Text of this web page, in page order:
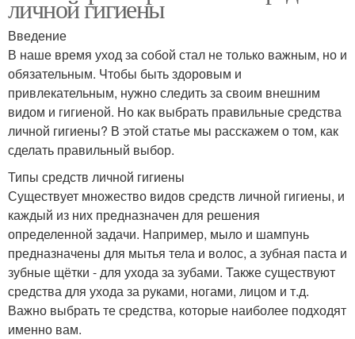
личной гигиены
Введение
В наше время уход за собой стал не только важным, но и
обязательным. Чтобы быть здоровым и
привлекательным, нужно следить за своим внешним
видом и гигиеной. Но как выбрать правильные средства
личной гигиены? В этой статье мы расскажем о том, как
сделать правильный выбор.
Типы средств личной гигиены
Существует множество видов средств личной гигиены, и
каждый из них предназначен для решения
определенной задачи. Например, мыло и шампунь
предназначены для мытья тела и волос, а зубная паста и
зубные щётки - для ухода за зубами. Также существуют
средства для ухода за руками, ногами, лицом и т.д.
Важно выбрать те средства, которые наиболее подходят
именно вам.